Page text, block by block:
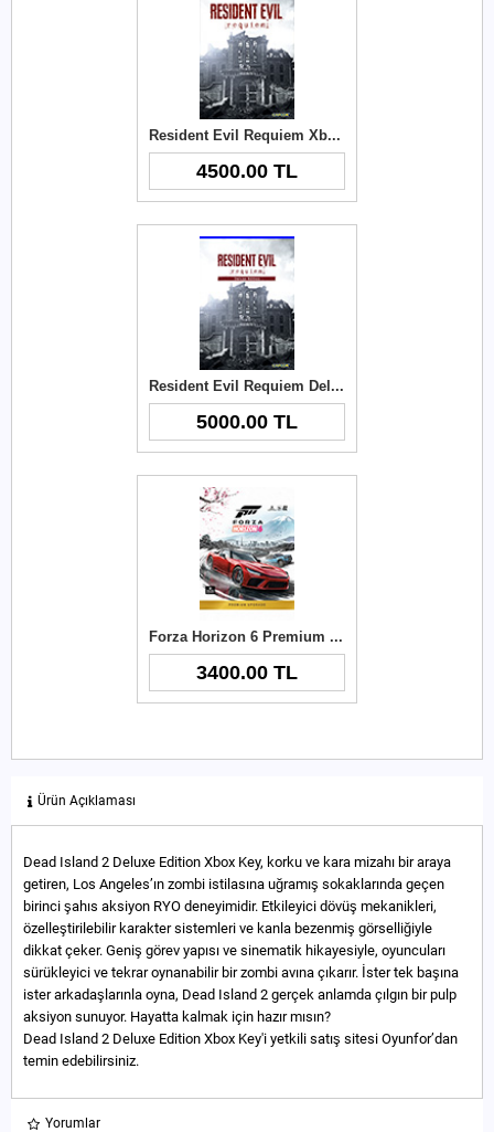
Resident Evil Requiem Xbox Key
4500.00 TL
Resident Evil Requiem Deluxe Edition Xbox Key
5000.00 TL
Forza Horizon 6 Premium Upgrade Xbox Key
3400.00 TL
Ürün Açıklaması
Dead Island 2 Deluxe Edition Xbox Key, korku ve kara mizahı bir araya
getiren, Los Angeles’ın zombi istilasına uğramış sokaklarında geçen
birinci şahıs aksiyon RYO deneyimidir. Etkileyici dövüş mekanikleri,
özelleştirilebilir karakter sistemleri ve kanla bezenmiş görselliğiyle
dikkat çeker. Geniş görev yapısı ve sinematik hikayesiyle, oyuncuları
sürükleyici ve tekrar oynanabilir bir zombi avına çıkarır. İster tek başına
ister arkadaşlarınla oyna, Dead Island 2 gerçek anlamda çılgın bir pulp
aksiyon sunuyor. Hayatta kalmak için hazır mısın?
Dead Island 2 Deluxe Edition Xbox Key'i yetkili satış sitesi Oyunfor’dan
temin edebilirsiniz.
Yorumlar